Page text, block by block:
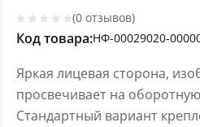
(0 отзывов)
Код товара:НФ-00029020-
Яркая лицевая сторона,
просвечивает на
Стандартный вариант